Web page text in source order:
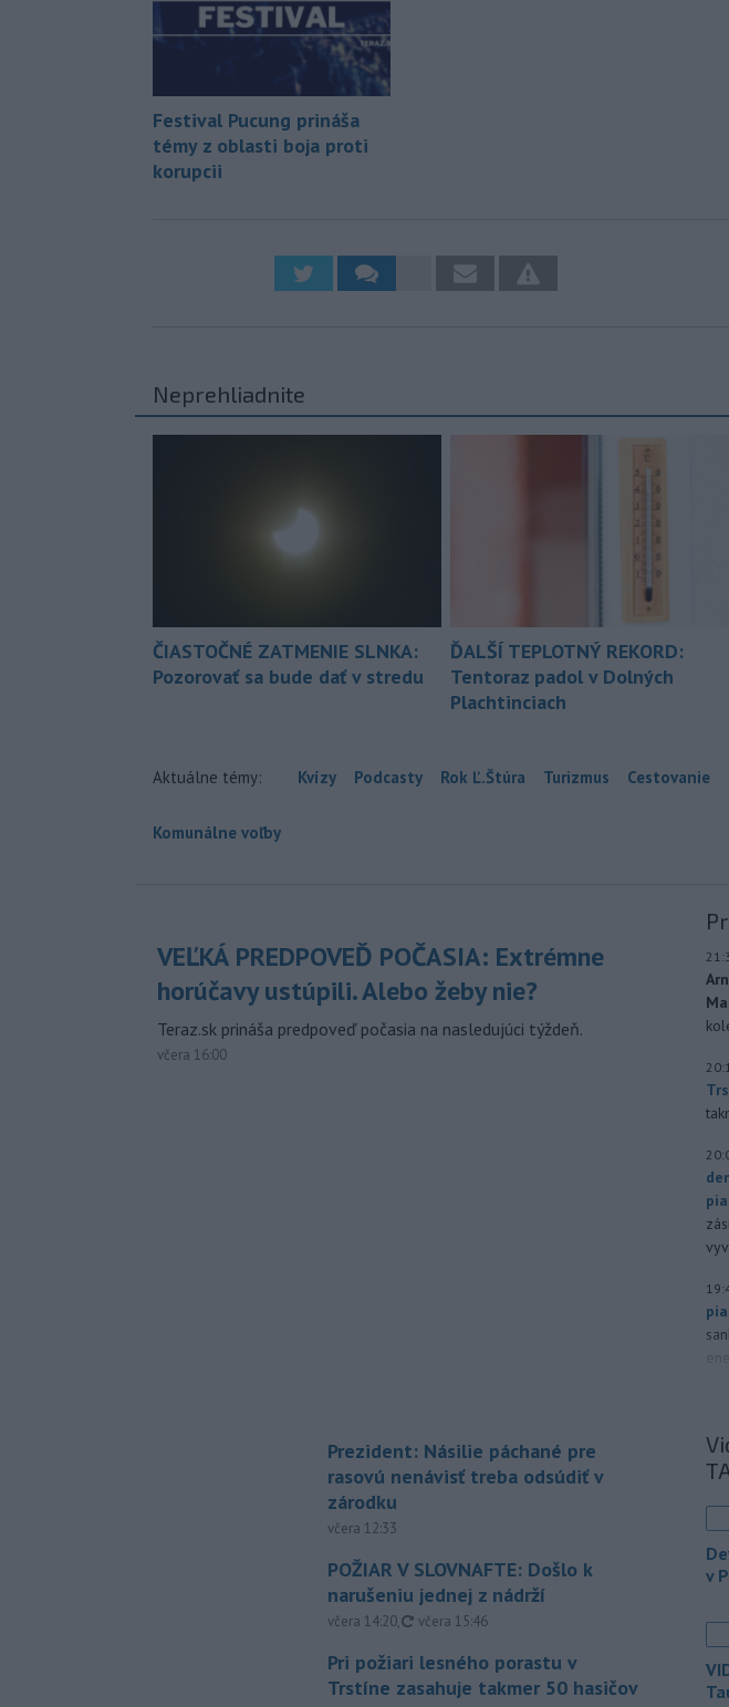
Festival Pucung prináša
témy z oblasti boja proti
korupcii
Neprehliadnite
ČIASTOČNÉ ZATMENIE SLNKA:
Pozorovať sa bude dať v stredu
ĎALŠÍ TEPLOTNÝ REKORD:
Tentoraz padol v Dolných
Plachtinciach
Aktuálne témy: Kvízy Podcasty Rok Ľ.Štúra Turizmus Cestovanie
Komunálne voľby
VEĽKÁ PREDPOVEĎ POČASIA: Extrémne
horúčavy ustúpili. Alebo žeby nie?
Teraz.sk prináša predpoveď počasia na nasledujúci týždeň.
včera 16:00
Prezident: Násilie páchané pre
rasovú nenávisť treba odsúdiť v
zárodku
včera 12:33
POŽIAR V SLOVNAFTE: Došlo k
narušeniu jednej z nádrží
včera 14:20, aktualizované
včera 15:46
Pri požiari lesného porastu v
Trstíne zasahuje takmer 50 hasičov
v